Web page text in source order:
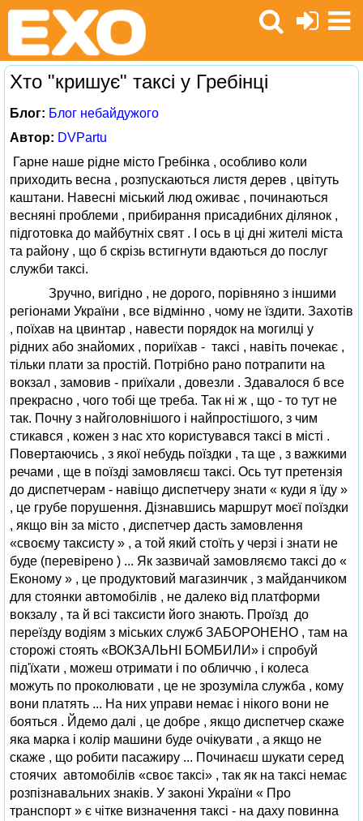
Хто "кришує" таксі у Гребінці
Блог: Блог небайдужого
Автор: DVPartu
Гарне наше рідне місто Гребінка , особливо коли
приходить весна , розпускаються листя дерев , цвітуть
каштани. Навесні міський люд оживає , починаються
весняні проблеми , прибирання присадибних ділянок ,
підготовка до майбутніх свят . І ось в ці дні жителі міста
та району , що б скрізь встигнути вдаються до послуг
служби таксі.
Зручно, вигідно , не дорого, порівняно з іншими
регіонами України , все відмінно , чому не їздити. Захотів
, поїхав на цвинтар , навести порядок на могилці у
рідних або знайомих , пориїхав - таксі , навіть почекає ,
тільки плати за простій. Потрібно рано потрапити на
вокзал , замовив - приїхали , довезли . Здавалося б все
прекрасно , чого тобі ще треба. Так ні ж , що - то тут не
так. Почну з найголовнішого і найпростішого, з чим
стикався , кожен з нас хто користувався таксі в місті .
Повертаючись , з якої небудь поїздки , та ще , з важкими
речами , ще в поїзді замовляєш таксі. Ось тут претензія
до диспетчерам - навіщо диспетчеру знати « куди я їду »
, це грубе порушення. Дізнавшись маршрут моєї поїздки
, якщо він за місто , диспетчер дасть замовлення
«своєму таксисту » , а той який стоїть у черзі і знати не
буде (перевірено ) ... Як зазвичай замовляємо таксі до «
Економу » , це продуктовий магазинчик , з майданчиком
для стоянки автомобілів , не далеко від платформи
вокзалу , та й всі таксисти його знають. Проїзд до
переїзду водіям з міських служб ЗАБОРОНЕНО , там на
сторожі стоять «ВОКЗАЛЬНІ БОМБИЛИ» і спробуй
під'їхати , можеш отримати і по обличчю , і колеса
можуть по проколювати , це не зрозуміла служба , кому
вони платять ... На них управи немає і нікого вони не
бояться . Йдемо далі , це добре , якщо диспетчер скаже
яка марка і колір машини буде очікувати , а якщо не
скаже , що робити пасажиру ... Починаєш шукати серед
стоячих автомобілів «своє таксі» , так як на таксі немає
розпізнавальних знаків. У законі України « Про
транспорт » є чітке визначення таксі - на даху повинна